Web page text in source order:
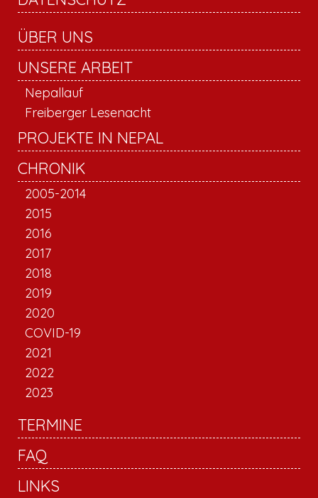
ÜBER UNS
UNSERE ARBEIT
Nepallauf
Freiberger Lesenacht
PROJEKTE IN NEPAL
CHRONIK
2005-2014
2015
2016
2017
2018
2019
2020
COVID-19
2021
2022
2023
TERMINE
FAQ
LINKS